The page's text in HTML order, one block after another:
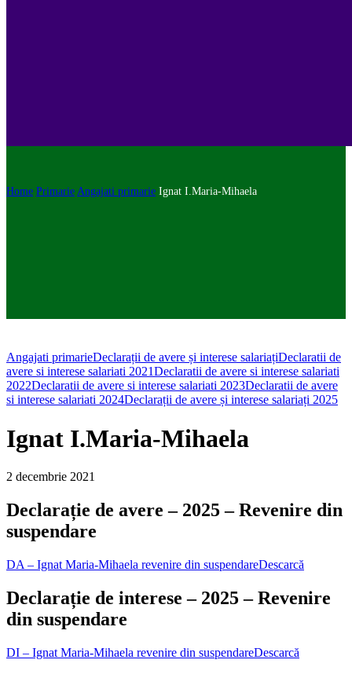
Home Primarie Angajati primarie Ignat I.Maria-Mihaela
Angajati primarieDeclarații de avere și interese salariațiDeclaratii de
avere si interese salariati 2021Declaratii de avere si interese salariati
2022Declaratii de avere si interese salariati 2023Declaratii de avere
si interese salariati 2024Declarații de avere și interese salariați 2025
Ignat I.Maria-Mihaela
2 decembrie 2021
Declarație de avere – 2025 – Revenire din
suspendare
DA – Ignat Maria-Mihaela revenire din suspendareDescarcă
Declarație de interese – 2025 – Revenire
din suspendare
DI – Ignat Maria-Mihaela revenire din suspendareDescarcă